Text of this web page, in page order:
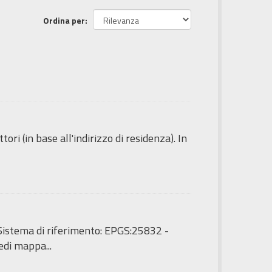
Ordina per
(in base all'indirizzo di residenza). In
di riferimento: EPGS:25832 -
mappa...